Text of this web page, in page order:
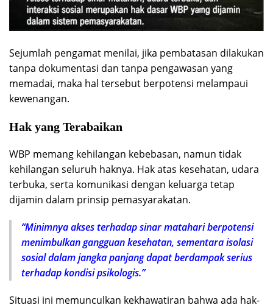
Sejumlah pengamat menilai, jika pembatasan dilakukan
tanpa dokumentasi dan tanpa pengawasan yang
memadai, maka hal tersebut berpotensi melampaui
kewenangan.
Hak yang Terabaikan
WBP memang kehilangan kebebasan, namun tidak
kehilangan seluruh haknya. Hak atas kesehatan, udara
terbuka, serta komunikasi dengan keluarga tetap
dijamin dalam prinsip pemasyarakatan.
“Minimnya akses terhadap sinar matahari berpotensi
menimbulkan gangguan kesehatan, sementara isolasi
sosial dalam jangka panjang dapat berdampak serius
terhadap kondisi psikologis.”
Situasi ini memunculkan kekhawatiran bahwa ada hak-